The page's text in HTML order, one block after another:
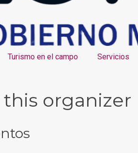
Turismo en el campo Servicios
this organizer